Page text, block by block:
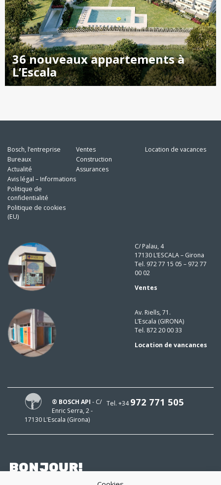
36 nouveaux appartements à
L’Escala
Bosch, l’entreprise
Bureaux
Actualité
Avis légal – Informations
Politique de
confidentialité
Politique de cookies
(EU)
Ventes
Construction
Assurances
Location de vacances
C/ Palau, 4
17130 L’ESCALA – Girona
Tel. 972 77 15 05 – 972 77
00 02
Ventes
Av. Riells, 71.
L’Escala (GIRONA)
Tel. 872 20 00 33
Location de vancances
Tel. +34972 771 505
® BOSCH API - C/
Enric Serra, 2 -
17130 L'Escala (Girona)
BONJOUR!